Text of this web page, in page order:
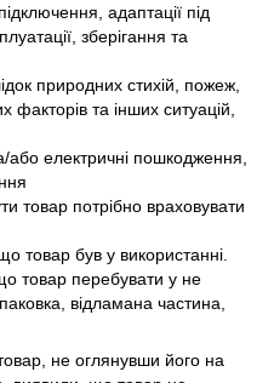
адаптації під
зберігання та
природних стихій, пожеж,
факторів та інших ситуацій,
або електричні пошкодження,
товар потрібно враховувати
товар був у використанні.
товар перебувати у не
відламана частина,
не оглянувши його на